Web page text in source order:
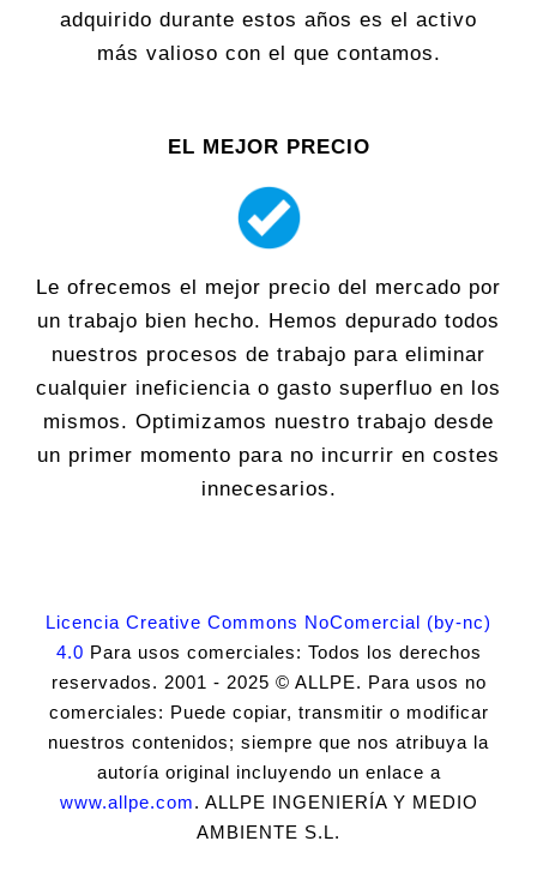
adquirido durante estos años es el activo
más valioso con el que contamos.
EL MEJOR PRECIO
Le ofrecemos el mejor precio del mercado por
un trabajo bien hecho. Hemos depurado todos
nuestros procesos de trabajo para eliminar
cualquier ineficiencia o gasto superfluo en los
mismos. Optimizamos nuestro trabajo desde
un primer momento para no incurrir en costes
innecesarios.
Licencia Creative Commons NoComercial (by-nc)
4.0 Para usos comerciales: Todos los derechos
reservados. 2001 - 2025 © ALLPE. Para usos no
comerciales: Puede copiar, transmitir o modificar
nuestros contenidos; siempre que nos atribuya la
autoría original incluyendo un enlace a
www.allpe.com. ALLPE INGENIERÍA Y MEDIO
AMBIENTE S.L.